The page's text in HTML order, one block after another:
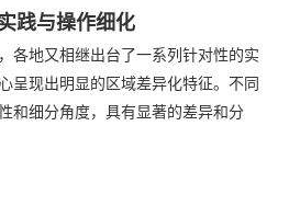
践与操作细化
各地又相继出台了一系列针对性的实
呈现出明显的区域差异化特征。不同
和细分角度，具有显著的差异和分